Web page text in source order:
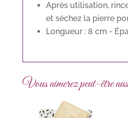
Après utilisation,
et séchez la pierre
Longueur : 8 cm -
Vous aimerez peut-être